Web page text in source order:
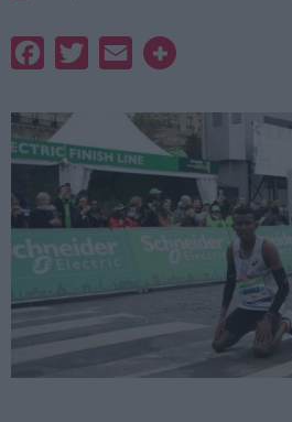
FacebookTwitterEmail